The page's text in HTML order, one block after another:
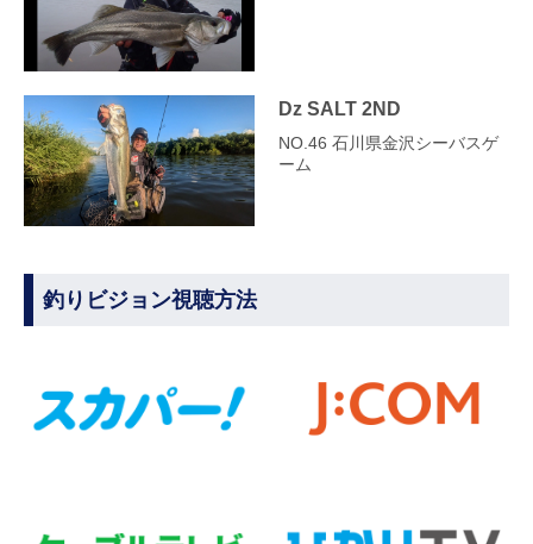
Dz SALT 2ND
NO.46 石川県金沢シーバスゲ
ーム
釣りビジョン視聴方法